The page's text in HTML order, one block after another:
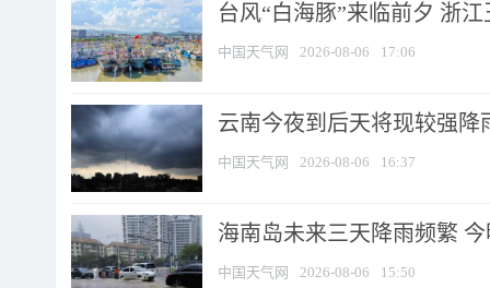
台风“白海豚”来临前夕 浙
中国天气网 2026-08-06 17:06
云南今夜到后天将现较强降
中国天气网 2026-08-06 16:37
海南岛未来三天降雨频繁
中国天气网 2026-08-06 15:50